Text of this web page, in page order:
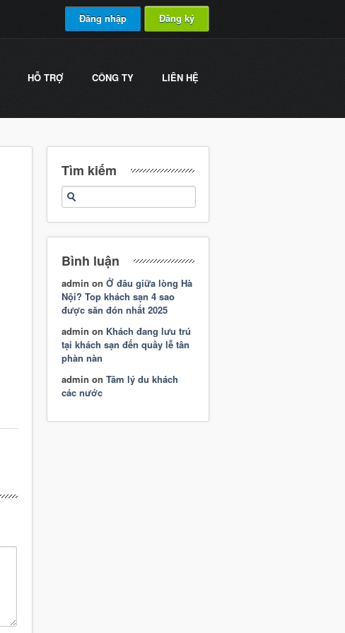
Đăng nhập Đăng ký
HỖ TRỢ CÔNG TY LIÊN HỆ
Tìm kiếm
Bình luận
admin on Ở đâu giữa lòng Hà
Nội? Top khách sạn 4 sao
được săn đón nhất 2025
admin on Khách đang lưu trú
tại khách sạn đến quầy lễ tân
phàn nàn
admin on Tâm lý du khách
các nước